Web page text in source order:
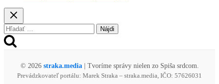
Hľadať:
© 2026 straka.media| Tvoríme správy nielen zo Spiša srdcom.
Prevádzkovateľ portálu: Marek Straka – straka.media, IČO: 57626031